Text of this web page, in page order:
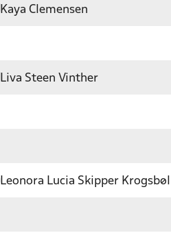
Kaya Clemensen
Liva Steen Vinther
Leonora Lucia Skipper Krogsbøll